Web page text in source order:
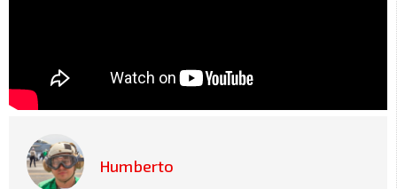
Humberto